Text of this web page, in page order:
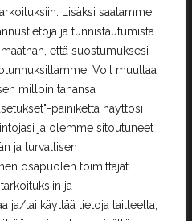
Lisäksi saatamme
ja tunnistautumista
että suostumuksesi
Voit muuttaa
milloin tahansa
painiketta näyttösi
ja olemme sitoutuneet
ja turvallisen
osapuolen toimittajat
ja
ja/tai käyttää tietoja laitteella,
KE - PE 12 - 17